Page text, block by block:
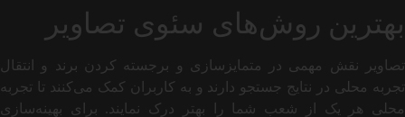
بهترین روش‌های سئوی تصاویر
تصاویر نقش مهمی در متمایزسازی و برجسته کردن برند و انتقال
تجربه محلی در نتایج جستجو دارند و به کاربران کمک می‌کنند تا تجربه
محلی هر یک از شعب شما را بهتر درک نمایند. برای بهینه‌سازی